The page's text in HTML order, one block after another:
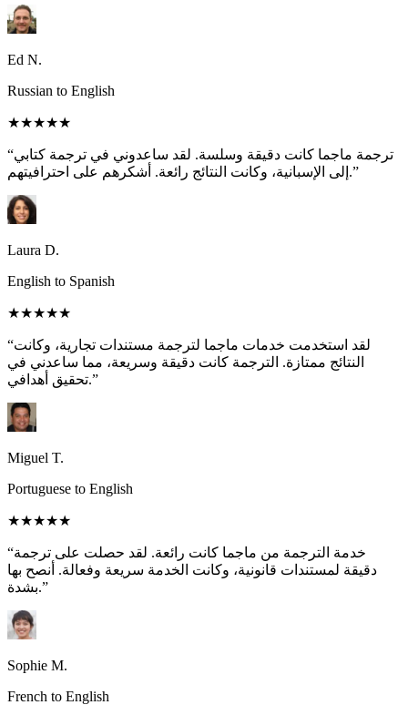
Ed N.
Russian to English
★★★★★
“ترجمة ماجما كانت دقيقة وسلسة. لقد ساعدوني في ترجمة كتابي
إلى الإسبانية، وكانت النتائج رائعة. أشكرهم على احترافيتهم.”
Laura D.
English to Spanish
★★★★★
“لقد استخدمت خدمات ماجما لترجمة مستندات تجارية، وكانت
النتائج ممتازة. الترجمة كانت دقيقة وسريعة، مما ساعدني في
تحقيق أهدافي.”
Miguel T.
Portuguese to English
★★★★★
“خدمة الترجمة من ماجما كانت رائعة. لقد حصلت على ترجمة
دقيقة لمستندات قانونية، وكانت الخدمة سريعة وفعالة. أنصح بها
بشدة.”
Sophie M.
French to English